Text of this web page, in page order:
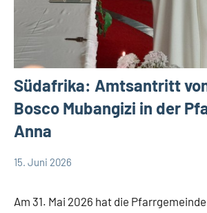
Südafrika: Amtsantritt
Bosco Mubangizi in der
Anna
15. Juni 2026
Am 31. Mai 2026 hat die